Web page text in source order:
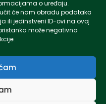
o uređaju.
će nam obradu podataka
ili jedinstveni ID-ovi na ovoj
može negativno
pridržana.